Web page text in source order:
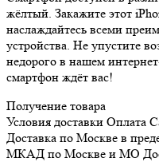
жёлтый. Закажите этот
наслаждайтесь всеми
устройства. Не упустите
недорого в нашем
смартфон ждёт вас!
Получение товара
Условия доставки Оплата
Доставка по Москве в
МКАД по Москве и МО